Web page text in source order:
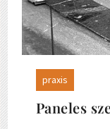
praxis
Paneles